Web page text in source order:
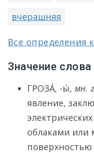
вчерашняя
Все определения
Значение слова
ГРОЗА́, -ы́, мн.
явление,
облаками или